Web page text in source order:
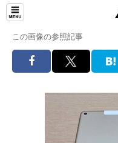
この画像の参照記事